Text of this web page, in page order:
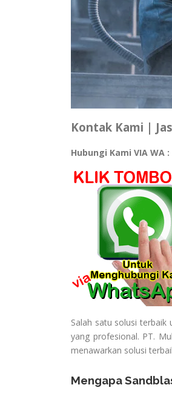
Kontak Kami |
Hubungi Kami VIA WA :
Salah satu solusi terbaik
yang profesional. PT.
menawarkan solusi
Mengapa